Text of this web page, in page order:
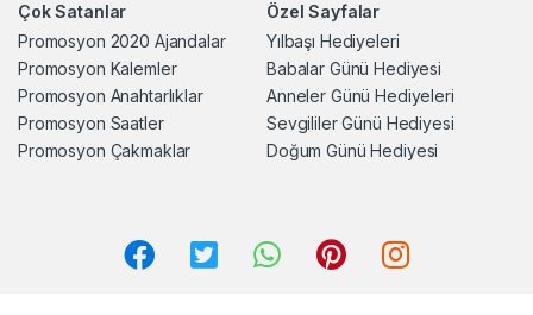
Çok Satanlar
Promosyon 2020 Ajandalar
Promosyon Kalemler
Promosyon Anahtarlıklar
Promosyon Saatler
Promosyon Çakmaklar
Özel Sayfalar
Yılbaşı Hediyeleri
Babalar Günü Hediyesi
Anneler Günü Hediyeleri
Sevgililer Günü Hediyesi
Doğum Günü Hediyesi